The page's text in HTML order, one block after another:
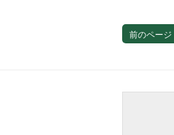
前のページ